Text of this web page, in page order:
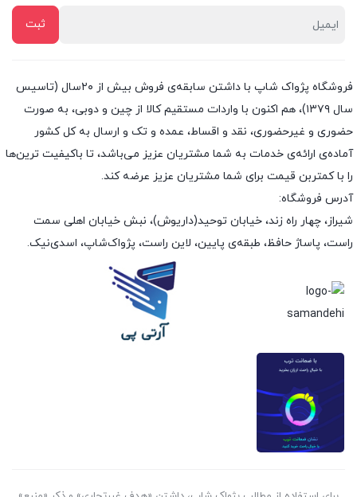
فروشگاه پژواک شاپ با داشتن سابقه‌ی فروش بیش از ۲۰سال (تاسیس
سال ۱۳۷۹)، هم اکنون با واردات مستقیم کالا از چین و دوبی، به صورت
حضوری و غیرحضوری، نقد و اقساط، عمده و تک و ارسال به کل کشور
آماده‌ی ارائه‌ی خدمات به شما مشتریان عزیز می‌باشد، تا باکیفیت ترین‌ها
را با کمتربن قیمت برای شما مشتریان عزیز عرضه کند.
آدرس فروشگاه:
شیراز، چهار راه زند، خیابان توحید(داریوش)، نبش خیابان اهلی سمت
راست، پاساژ حافظ، طبقه‌ی پایین، لاین راست، پژواک‌شاپ، اسدی‌نیک.